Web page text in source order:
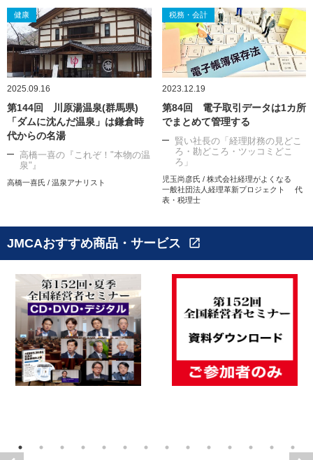
健康
2025.09.16
第144回 川原湯温泉(群馬県)
「ダムに沈んだ温泉」は鎌倉時
代からの名湯
高橋一喜の『これぞ！"本物の温
泉"』
高橋一喜氏 / 温泉アナリスト
税務・会計
2023.12.19
第84回 電子取引データは1カ所
でまとめて管理する
賢い社長の「経理財務の見どこ
ろ・勘どころ・ツッコミどこ
ろ」
児玉尚彦氏 / 株式会社経理がよくなる
一般社団法人経理革新プロジェクト 代
表・税理士
JMCAおすすめ商品・サービス open_in_new